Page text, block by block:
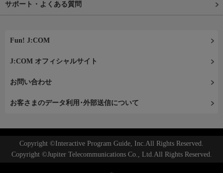
サポート・よくある質問
Fun! J:COM
J:COM オフィシャルサイト
お問い合わせ
お客さまのデータ利用･外部送信について
Copyright ©Interactive Program Guide, Inc.All Rights Reserved.
Copyright ©Jupiter Telecommunications Co., Ltd.All Rights Reserved.